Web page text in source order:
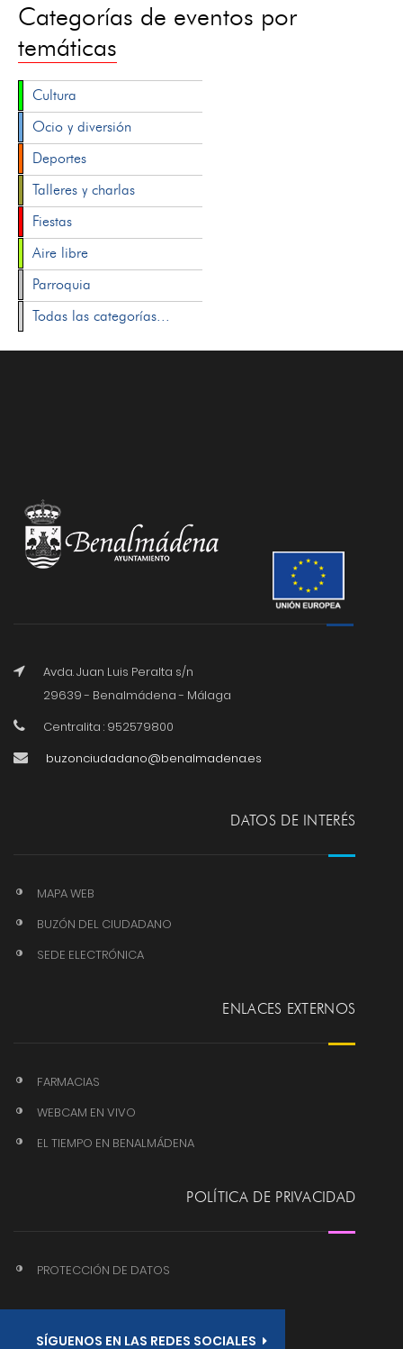
Categorías de eventos por
temáticas
Cultura
Ocio y diversión
Deportes
Talleres y charlas
Fiestas
Aire libre
Parroquia
Todas las categorías...
Avda. Juan Luis Peralta s/n
29639 - Benalmádena - Málaga
Centralita : 952579800
buzonciudadano@benalmadena.es
DATOS DE INTERÉS
MAPA WEB
BUZÓN DEL CIUDADANO
SEDE ELECTRÓNICA
ENLACES EXTERNOS
FARMACIAS
WEBCAM EN VIVO
EL TIEMPO EN BENALMÁDENA
POLÍTICA DE PRIVACIDAD
PROTECCIÓN DE DATOS
SÍGUENOS EN LAS REDES SOCIALES